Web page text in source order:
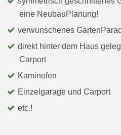
eine NeubauPlanung!
verwunschenes
direkt hinter dem Haus
Carport
Kaminofen
Einzelgarage und Carport
etc.!